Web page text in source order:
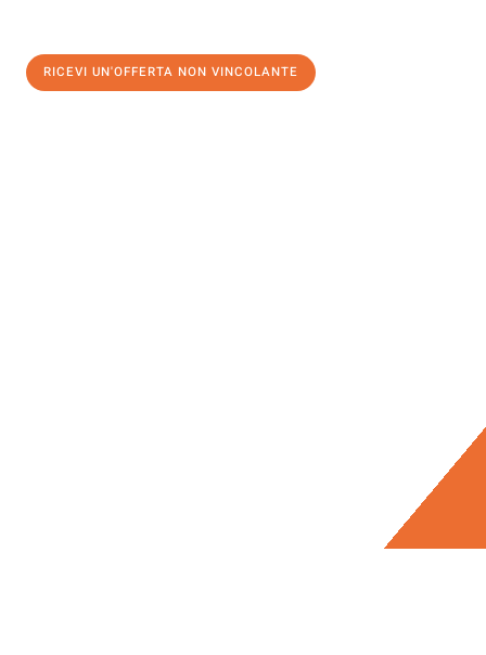
RICEVI UN'OFFERTA NON VINCOLANTE